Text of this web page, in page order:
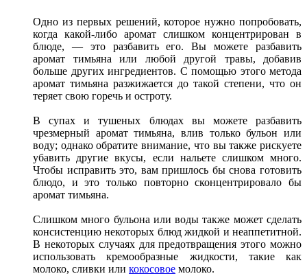
Одно из первых решений, которое нужно попробовать,
когда какой-либо аромат слишком концентрирован в
блюде, — это разбавить его. Вы можете разбавить
аромат тимьяна или любой другой травы, добавив
больше других ингредиентов. С помощью этого метода
аромат тимьяна разжижается до такой степени, что он
теряет свою горечь и остроту.
В супах и тушеных блюдах вы можете разбавить
чрезмерный аромат тимьяна, влив только бульон или
воду; однако обратите внимание, что вы также рискуете
убавить другие вкусы, если нальете слишком много.
Чтобы исправить это, вам пришлось бы снова готовить
блюдо, и это только повторно сконцентрировало бы
аромат тимьяна.
Слишком много бульона или воды также может сделать
консистенцию некоторых блюд жидкой и неаппетитной.
В некоторых случаях для предотвращения этого можно
использовать кремообразные жидкости, такие как
молоко, сливки или кокосовое молоко.